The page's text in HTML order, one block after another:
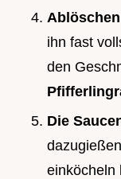
ihn fast
den
Die
einköcheln